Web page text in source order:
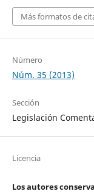
Más formatos de
Número
Núm. 35 (2013)
Sección
Legislación
Licencia
Los autores